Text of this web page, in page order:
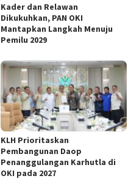
Kader dan Relawan
Dikukuhkan, PAN OKI
Mantapkan Langkah Menuju
Pemilu 2029
KLH Prioritaskan
Pembangunan Daop
Penanggulangan Karhutla di
OKI pada 2027